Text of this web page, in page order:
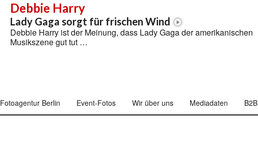
Debbie Harry
Lady Gaga sorgt für frischen Wind
Debbie Harry ist der Meinung, dass Lady Gaga der amerikanischen
Musikszene gut tut …
Fotoagentur Berlin Event-Fotos Wir über uns Mediadaten B2B